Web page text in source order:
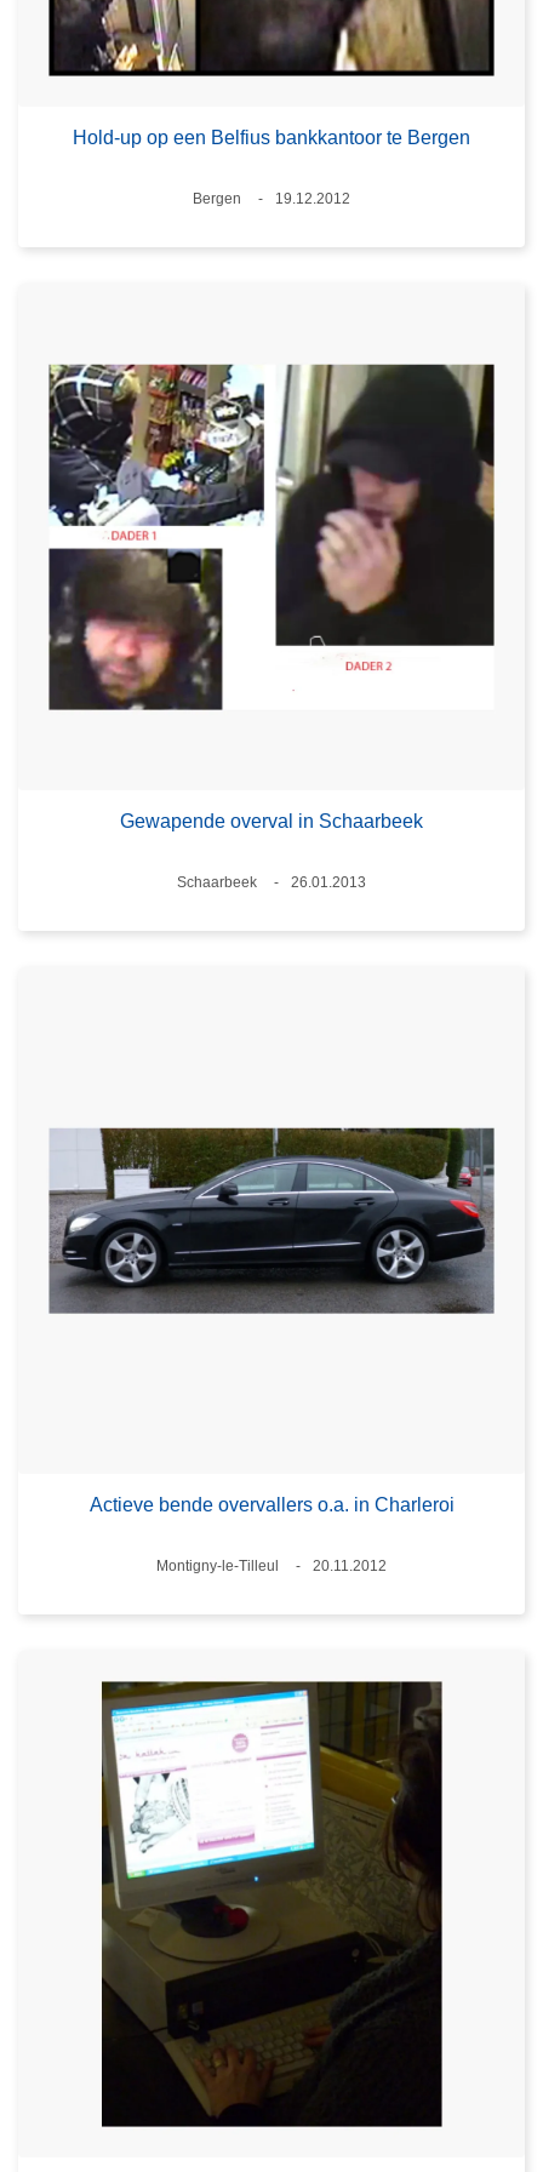
Hold-up op een Belfius bankkantoor te Bergen
Plaats
Bergen
19.12.2012
Gewapende overval in Schaarbeek
Plaats
Schaarbeek
26.01.2013
Actieve bende overvallers o.a. in Charleroi
Plaats
Montigny-le-Tilleul
20.11.2012